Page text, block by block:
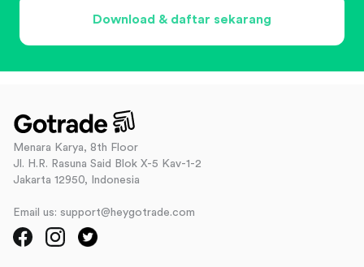
Download & daftar sekarang
Menara Karya, 8th Floor
Jl. H.R. Rasuna Said Blok X-5 Kav-1-2
Jakarta 12950, Indonesia
Email us: support@heygotrade.com